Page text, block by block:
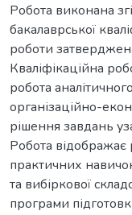
Робота виконана
бакалаврської
роботи
Кваліфікаційна
робота
організаційно-
рішення завдань
Робота відображає
практичних
та вибіркової
програми